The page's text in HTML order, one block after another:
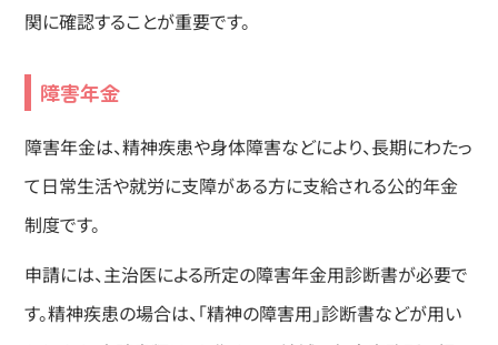
関に確認することが重要です。
障害年金
障害年金は、精神疾患や身体障害などにより、長期にわたっ
て日常生活や就労に支障がある方に支給される公的年金
制度です。
申請には、主治医による所定の障害年金用診断書が必要で
す。精神疾患の場合は、「精神の障害用」診断書などが用い